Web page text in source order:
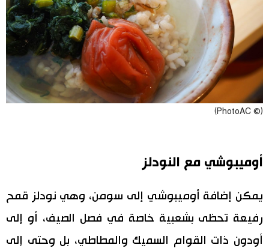
(© PhotoAC)
أوميبوشي مع النودلز
يمكن إضافة أوميبوشي إلى سومن، وهي نودلز قمح
رفيعة تحظى بشعبية خاصة في فصل الصيف، أو إلى
أودون ذات القوام السميك والمطاطي، بل وحتى إلى